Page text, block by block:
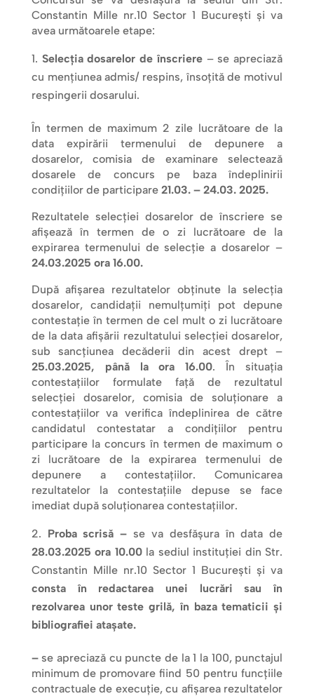
Constantin Mille nr.10 Sector 1 București şi va
avea următoarele etape:
Selecţia dosarelor de înscriere– se apreciază
cu menţiunea admis/ respins, însoţită de motivul
respingerii dosarului.
În termen de maximum 2 zile lucrătoare de la
data expirării termenului de depunere a
dosarelor, comisia de examinare selectează
dosarele de concurs pe baza îndeplinirii
condiţiilor de participare 21.03. – 24.03. 2025.
Rezultatele selecției dosarelor de înscriere se
afişează în termen de o zi lucrătoare de la
expirarea termenului de selecţie a dosarelor –
24.03.2025 ora 16.00.
După afişarea rezultatelor obţinute la selecţia
dosarelor, candidaţii nemulţumiţi pot depune
contestaţie în termen de cel mult o zi lucrătoare
de la data afişării rezultatului selecţiei dosarelor,
sub sancţiunea decăderii din acest drept –
25.03.2025, până la ora 16.00. În situaţia
contestaţiilor formulate faţă de rezultatul
selecţiei dosarelor, comisia de soluţionare a
contestaţiilor va verifica îndeplinirea de către
candidatul contestatar a condiţiilor pentru
participare la concurs în termen de maximum o
zi lucrătoare de la expirarea termenului de
depunere a contestaţiilor. Comunicarea
rezultatelor la contestaţiile depuse se face
imediat după soluţionarea contestaţiilor.
Proba scrisă – se va desfăşura în data de
28.03.2025 ora 10.00la sediul instituției din Str.
Constantin Mille nr.10 Sector 1 București şi va
consta în redactarea unei lucrări sau în
rezolvarea unor teste grilă, în baza tematicii şi
bibliografiei ataşate.
– se apreciază cu puncte de la 1 la 100, punctajul
minimum de promovare fiind 50 pentru funcţiile
contractuale de execuţie, cu afişarea rezultatelor